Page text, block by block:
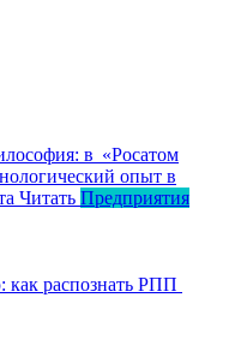
в «Росатом
опыт в
Читать Предприятия
как распознать РПП